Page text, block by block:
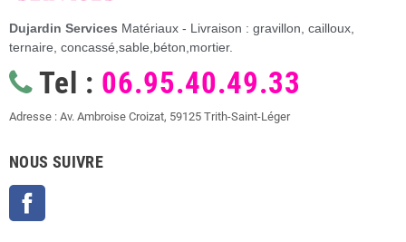
Dujardin Services Matériaux - Livraison : gravillon, cailloux,
ternaire, concassé,sable,béton,mortier.
Tel : 06.95.40.49.33
Adresse : Av. Ambroise Croizat, 59125 Trith-Saint-Léger
NOUS SUIVRE